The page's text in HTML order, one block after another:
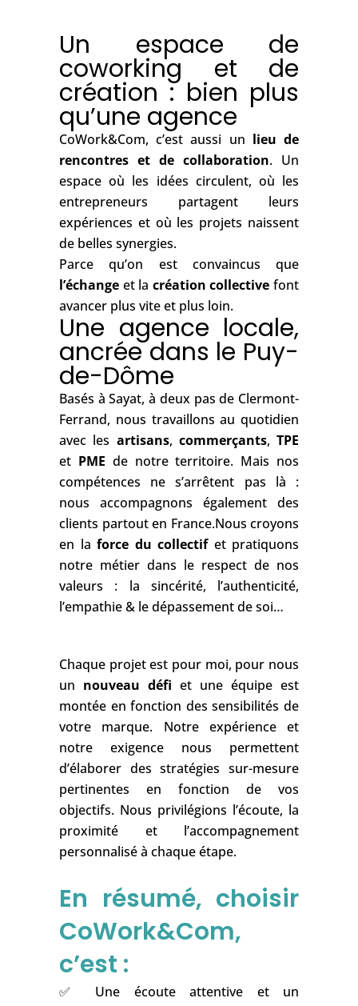
Un espace de
coworking et de
création : bien plus
qu’une agence
CoWork&Com, c’est aussi unlieu de
rencontres et de collaboration. Un
espace où les idées circulent, où les
entrepreneurs partagent leurs
expériences et où les projets naissent
de belles synergies.
Parce qu’on est convaincus que
l’échangeet lacréation collective
avancer plus vite et plus loin.
Une agence locale,
ancrée dans le Puy-
de-Dôme
Basés à Sayat, à deux pas de Clermont-
Ferrand, nous travaillons au quotidien
avec lesartisans ,commerçants, TPE
etPMEde notre territoire. Mais nos
compétences ne s’arrêtent pas là :
nous accompagnons également des
clients partout en France.Nous croyons
en la force du collectifet pratiquons
notre métier dans le respect de nos
valeurs : la sincérité, l’authenticité,
Chaque projet est pour moi, pour nous
unnouveau défiet une équipe est
montée en fonction des sensibilités de
votre marque. Notre expérience et
notre exigence nous permettent
d’élaborer des stratégies sur-mesure
pertinentes en fonction de vos
objectifs. Nous privilégions l’écoute, la
proximité et l’accompagnement
En résumé, choisir
CoWork&Com,
c’est :